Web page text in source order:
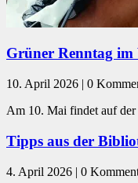
Grüner Renntag
10. April 2026 | 0
Am 10. Mai findet auf der
Tipps aus der
4. April 2026 | 0